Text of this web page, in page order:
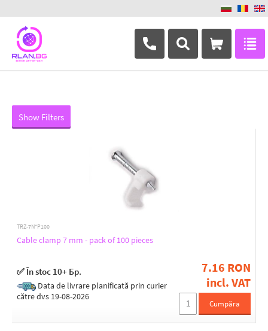
+359 882 346 063
Filters
Price Show products
Show Filters
TRZ-7N*P100
Cable clamp 7 mm - pack of 100 pieces
✅ În stoc 10+ Бр.
Data de livrare planificată prin curier
către dvs 19-08-2026
7.16 RON
incl. VAT
Cumpăra